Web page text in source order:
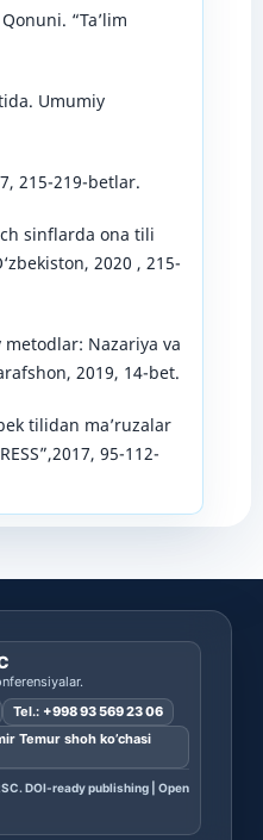
“Ta’lim
Umumiy
215-219-betlar.
sinflarda ona tili
2020 , 215-
Nazariya va
2019, 14-bet.
tilidan ma’ruzalar
95-112-
Tel.: +998 93 569 23 06
Temur shoh ko’chasi
DOI-ready publishing | Open